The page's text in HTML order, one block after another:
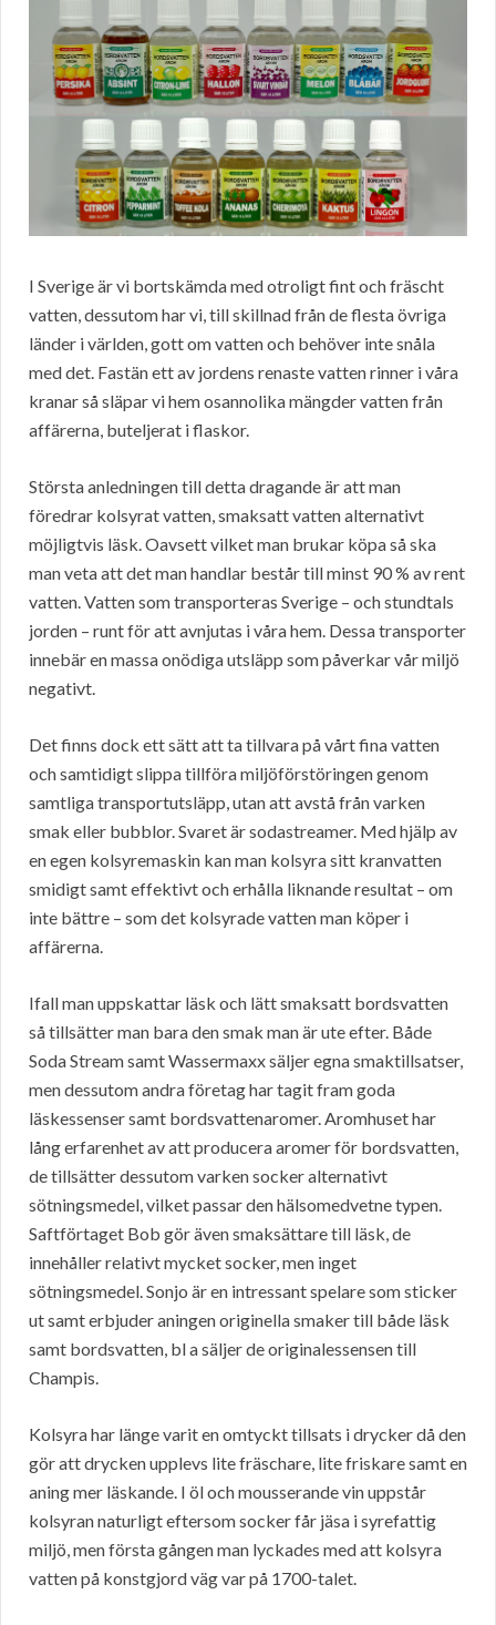
I Sverige är vi bortskämda med otroligt fint och fräscht
vatten, dessutom har vi, till skillnad från de flesta övriga
länder i världen, gott om vatten och behöver inte snåla
med det. Fastän ett av jordens renaste vatten rinner i våra
kranar så släpar vi hem osannolika mängder vatten från
affärerna, buteljerat i flaskor.
Största anledningen till detta dragande är att man
föredrar kolsyrat vatten, smaksatt vatten alternativt
möjligtvis läsk. Oavsett vilket man brukar köpa så ska
man veta att det man handlar består till minst 90 % av rent
vatten. Vatten som transporteras Sverige – och stundtals
jorden – runt för att avnjutas i våra hem. Dessa transporter
innebär en massa onödiga utsläpp som påverkar vår miljö
negativt.
Det finns dock ett sätt att ta tillvara på vårt fina vatten
och samtidigt slippa tillföra miljöförstöringen genom
samtliga transportutsläpp, utan att avstå från varken
smak eller bubblor. Svaret är sodastreamer. Med hjälp av
en egen kolsyremaskin kan man kolsyra sitt kranvatten
smidigt samt effektivt och erhålla liknande resultat – om
inte bättre – som det kolsyrade vatten man köper i
affärerna.
Ifall man uppskattar läsk och lätt smaksatt bordsvatten
så tillsätter man bara den smak man är ute efter. Både
Soda Stream samt Wassermaxx säljer egna smaktillsatser,
men dessutom andra företag har tagit fram goda
läskessenser samt bordsvattenaromer. Aromhuset har
lång erfarenhet av att producera aromer för bordsvatten,
de tillsätter dessutom varken socker alternativt
sötningsmedel, vilket passar den hälsomedvetne typen.
Saftförtaget Bob gör även smaksättare till läsk, de
innehåller relativt mycket socker, men inget
sötningsmedel. Sonjo är en intressant spelare som sticker
ut samt erbjuder aningen originella smaker till både läsk
samt bordsvatten, bl a säljer de originalessensen till
Champis.
Kolsyra har länge varit en omtyckt tillsats i drycker då den
gör att drycken upplevs lite fräschare, lite friskare samt en
aning mer läskande. I öl och mousserande vin uppstår
kolsyran naturligt eftersom socker får jäsa i syrefattig
miljö, men första gången man lyckades med att kolsyra
vatten på konstgjord väg var på 1700-talet.